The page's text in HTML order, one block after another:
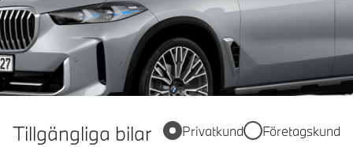
Tillgängliga bilar Privatkund Företagskund